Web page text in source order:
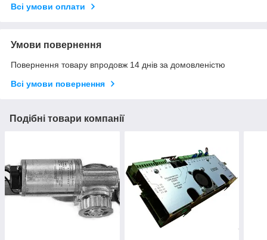
Всі умови оплати
Умови повернення
Повернення товару впродовж 14 днів за домовленістю
Всі умови повернення
Подібні товари компанії